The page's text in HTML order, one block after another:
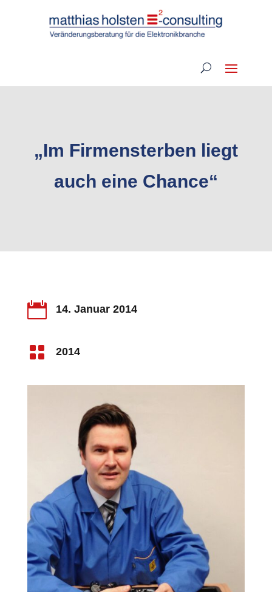
„Im Firmensterben liegt
auch eine Chance“
 14. Januar 2014
 2014